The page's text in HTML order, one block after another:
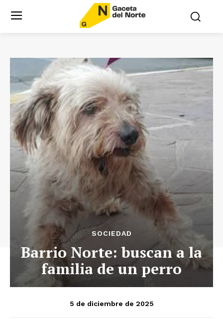
SOCIEDAD
Barrio Norte: buscan a la
familia de un perro
5 de diciembre de 2025